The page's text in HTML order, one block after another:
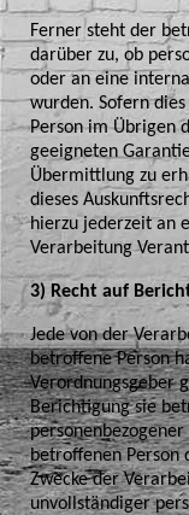
Ferner steht der
darüber zu, ob
oder an eine
wurden. Sofern
Person im Übrigen
geeigneten
Übermittlung zu
dieses
hierzu jederzeit an
Verarbeitung
3) Recht auf
Jede von der
betroffene Person
Verordnungsgeber
Berichtigung sie
betroffenen Person
Zwecke der
unvollständiger